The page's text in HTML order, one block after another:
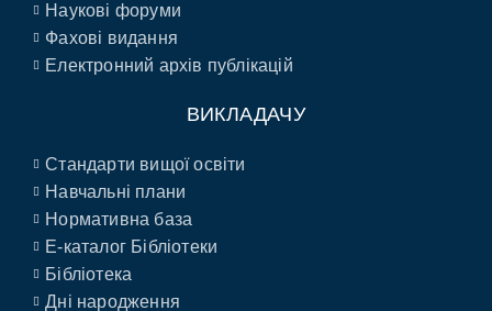
Наукові форуми
Фахові видання
Електронний архів публікацій
ВИКЛАДАЧУ
Стандарти вищої освіти
Навчальні плани
Нормативна база
E-каталог Бібліотеки
Бібліотека
Дні народження